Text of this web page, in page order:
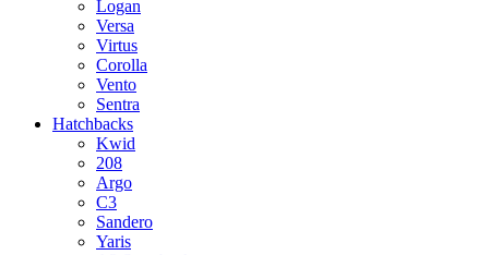
Logan
Versa
Virtus
Corolla
Vento
Sentra
Hatchbacks
Kwid
208
Argo
C3
Sandero
Yaris